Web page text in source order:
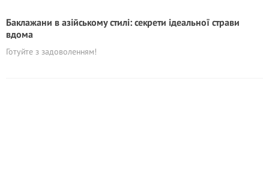
Баклажани в азійському стилі: секрети ідеальної страви
вдома
Готуйте з задоволенням!